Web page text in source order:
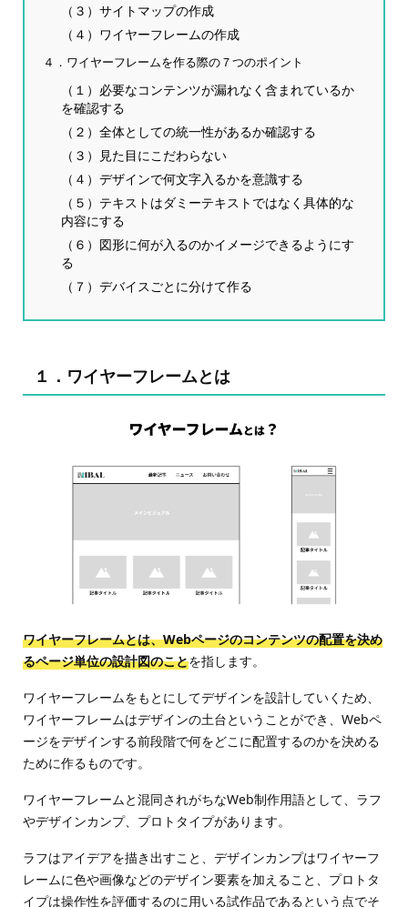
（３）サイトマップの作成
（４）ワイヤーフレームの作成
４．ワイヤーフレームを作る際の７つのポイント
（１）必要なコンテンツが漏れなく含まれているか
を確認する
（２）全体としての統一性があるか確認する
（３）見た目にこだわらない
（４）デザインで何文字入るかを意識する
（５）テキストはダミーテキストではなく具体的な
内容にする
（６）図形に何が入るのかイメージできるようにす
る
（７）デバイスごとに分けて作る
１．ワイヤーフレームとは
ワイヤーフレームとは、Webページのコンテンツの配置を決め
るページ単位の設計図のことを指します。
ワイヤーフレームをもとにしてデザインを設計していくため、
ワイヤーフレームはデザインの土台ということができ、Webペ
ージをデザインする前段階で何をどこに配置するのかを決める
ために作るものです。
ワイヤーフレームと混同されがちなWeb制作用語として、ラフ
やデザインカンプ、プロトタイプがあります。
ラフはアイデアを描き出すこと、デザインカンプはワイヤーフ
レームに色や画像などのデザイン要素を加えること、プロトタ
イプは操作性を評価するのに用いる試作品であるという点でそ